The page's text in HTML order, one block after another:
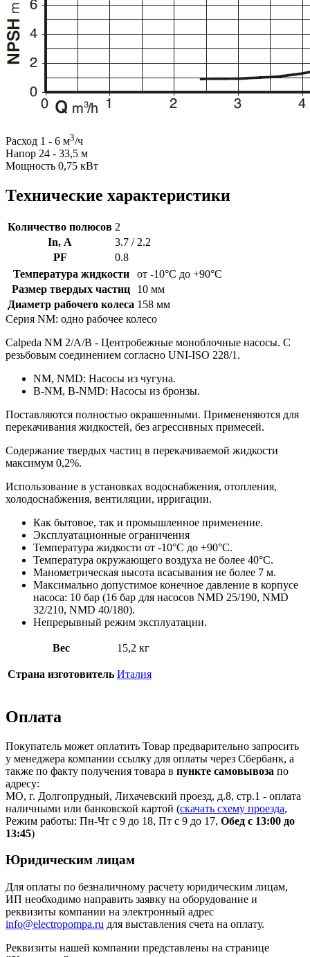
Расход 1 - 6 м3/ч
Напор 24 - 33,5 м
Мощность 0,75 кВт
Технические характеристики
Количество полюсов 2
In, А
3.7 / 2.2
PF
0.8
Температура жидкости
от -10°C до +90°C
Размер твердых частиц
10 мм
Диаметр рабочего колеса 158 мм
Серия NM: одно рабочее колесо
Calpeda NM 2/A/B - Центробежные моноблочные насосы. С
резьбовым соединением согласно UNI-ISO 228/1.
NM, NMD: Насосы из чугуна.
B-NM, B-NMD: Насосы из бронзы.
Поставляются полностью окрашенными. Примененяются для
перекачивания жидкостей, без агрессивных примесей.
Содержание твердых частиц в перекачиваемой жидкости
максимум 0,2%.
Использование в установках водоснабжения, отопления,
холодоснабжения, вентиляции, ирригации.
Как бытовое, так и промышленное применение.
Эксплуатационные ограничения
Температура жидкости от -10°C до +90°C.
Температура окружающего воздуха не более 40°C.
Манометрическая высота всасывания не более 7 м.
Максимально допустимое конечное давление в корпусе
насоса: 10 бар (16 бар для насосов NMD 25/190, NMD
32/210, NMD 40/180).
Непрерывный режим эксплуатации.
Вес 15,2 кг
Страна изготовитель Италия
Оплата
Покупатель может оплатить Товар предварительно запросить
у менеджера компании ссылку для оплаты через Сбербанк, а
также по факту получения товара в пункте самовывоза по
адресу:
МО, г. Долгопрудный, Лихачевский проезд, д.8, стр.1 - оплата
наличными или банковской картой (скачать схему проезда,
Режим работы: Пн-Чт с 9 до 18, Пт с 9 до 17, Обед с 13:00 до
13:45)
Юридическим лицам
Для оплаты по безналичному расчету юридическим лицам,
ИП необходимо направить заявку на оборудование и
реквизиты компании на электронный адрес
info@electropompa.ru для выставления счета на оплату.
Реквизиты нашей компании представлены на странице